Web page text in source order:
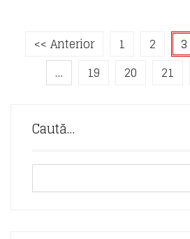
<< Anterior 1 2 3
…
19 20 21
Caută…